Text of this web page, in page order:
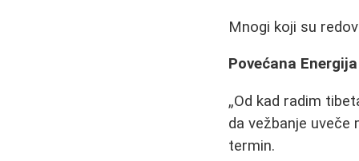
Mnogi koji su
Povećana Energija
Od kad radim
da vežbanje
termin.